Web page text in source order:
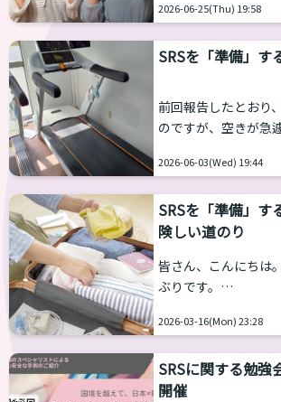
康診断で大変な思い
づってまいりました
らです。
https://
うこうしているうち
進んでいます。とは
担は重くなるばかり
術を応援してく...
2026-06-25(Thu) 19:58
SRSを「準備」す
前回報告したとおり
のですが、空きが急
ことになりました。
https://
回は中編です。 着々
のですが、想定外の
ました。今回はその
検査 全身麻酔の手術
ら、事前のメディカ
ものとなります。持
だろうという訳には
2026-06-03(Wed) 19:44
SRSを「準備」す
険しい道のり
皆さん、こんにちは
ぶりです。
回の記事から約１年
した。前回、SRSを
たことまでを記載致
急に空きがあったの
2026-03-16(Mon) 23:28
SRSに関する勉強
開催